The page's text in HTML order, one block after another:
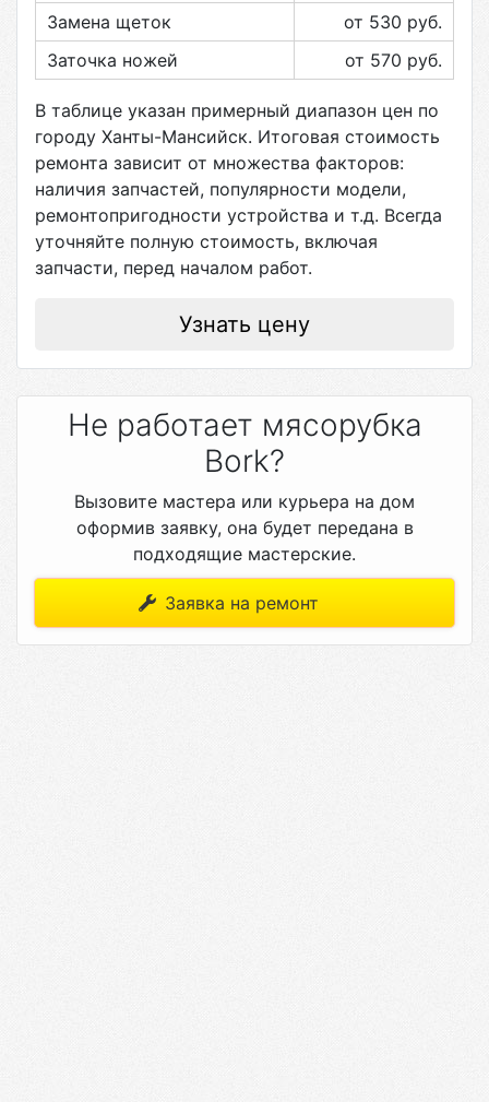
Замена щеток
от 530 руб.
Заточка ножей
от 570 руб.
В таблице указан примерный диапазон цен по
городу Ханты-Мансийск. Итоговая стоимость
ремонта зависит от множества факторов:
наличия запчастей, популярности модели,
ремонтопригодности устройства и т.д. Всегда
уточняйте полную стоимость, включая
запчасти, перед началом работ.
Узнать цену
Не работает мясорубка
Bork?
Вызовите мастера или курьера на дом
оформив заявку, она будет передана в
подходящие мастерские.
Заявка на ремонт